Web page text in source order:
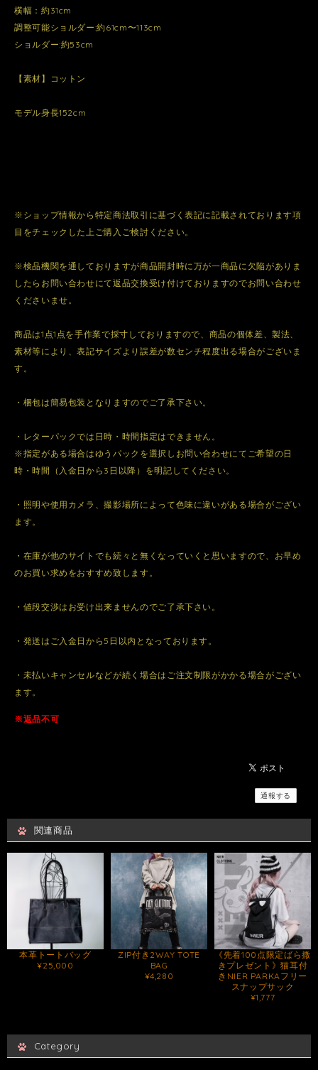
横幅：約31cm
調整可能ショルダー:約61cm〜113cm
ショルダー:約53cm
【素材】コットン
モデル身長152cm
※ショップ情報から特定商法取引に基づく表記に記載されております項
目をチェックした上ご購入ご検討ください。
※検品機関を通しておりますが商品開封時に万が一商品に欠陥がありま
したらお問い合わせにて返品交換受け付けておりますのでお問い合わせ
くださいませ。
商品は1点1点を手作業で採寸しておりますので、商品の個体差、製法、
素材等により、表記サイズより誤差が数センチ程度出る場合がございま
す。
・梱包は簡易包装となりますのでご了承下さい。
・レターパックでは日時・時間指定はできません。
※指定がある場合はゆうパックを選択しお問い合わせにてご希望の日
時・時間（入金日から3日以降）を明記してください。
・照明や使用カメラ、撮影場所によって色味に違いがある場合がござい
ます。
・在庫が他のサイトでも続々と無くなっていくと思いますので、お早め
のお買い求めをおすすめ致します。
・値段交渉はお受け出来ませんのでご了承下さい。
・発送はご入金日から5日以内となっております。
・未払いキャンセルなどが続く場合はご注文制限がかかる場合がござい
ます。
※返品不可
通報する
関連商品
本革トートバッグ
¥25,000
ZIP付き2WAY TOTE
BAG
¥4,280
《先着100点限定ばら撒
きプレゼント》猫耳付
きNIER PARKAフリー
スナップサック
¥1,777
Category